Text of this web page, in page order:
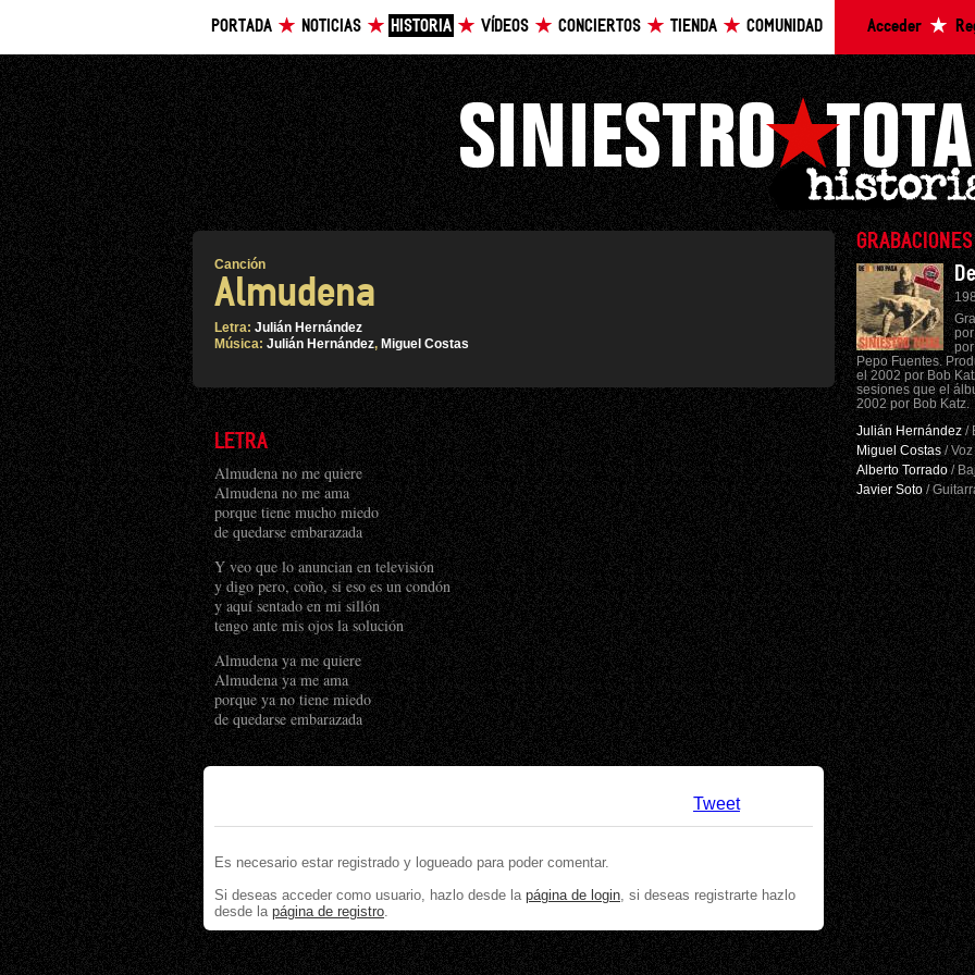
PORTADA NOTICIAS HISTORIA VÍDEOS CONCIERTOS TIENDA COMUNIDAD Acceder
Canción
Almudena
Letra: Julián Hernández
Música: Julián Hernández, Miguel Costas
LETRA
Almudena no me quiere
Almudena no me ama
porque tiene mucho miedo
de quedarse embarazada
Y veo que lo anuncian en televisión
y digo pero, coño, si eso es un condón
y aquí sentado en mi sillón
tengo ante mis ojos la solución
Almudena ya me quiere
Almudena ya me ama
porque ya no tiene miedo
de quedarse embarazada
Tweet
Es necesario estar registrado y logueado para poder comentar.
Si deseas acceder como usuario, hazlo desde la página de login, si deseas registrarte hazlo
desde la página de registro.
Pepo Fuentes.
el 2002 por Bob
sesiones que el
2002 por Bob Katz.
Julián Hernández/
Miguel Costas/ Voz
Alberto Torrado/
Javier Soto/